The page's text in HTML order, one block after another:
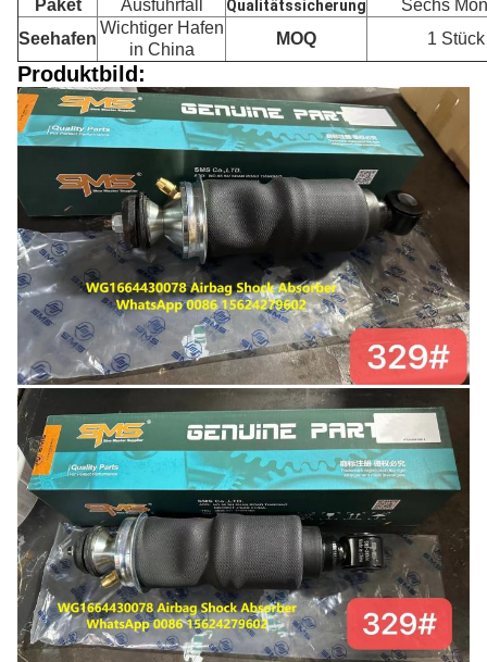
Paket Ausfuhrfall Qualitätssicherung
Sechs
Seehafen
Wichtiger Hafen
in China
MOQ 1 Stück
Produktbild: